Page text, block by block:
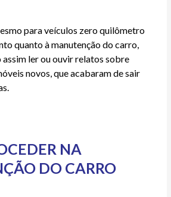
para veículos zero quilômetro
quanto à manutenção do carro,
assim ler ou ouvir relatos sobre
novos, que acabaram de sair
NA
DO CARRO